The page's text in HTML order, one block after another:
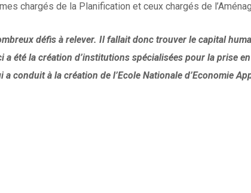
chargés de la Planification et ceux chargés de
défis à relever. Il fallait donc trouver le capital
a été la création d’institutions spécialisées pour la prise
conduit à la création de l’Ecole Nationale d’Economie